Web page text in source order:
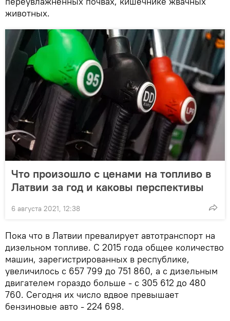
животных.
Что произошло с ценами на топливо в
Латвии за год и каковы перспективы
6 августа 2021, 12:38
Пока что в Латвии превалирует автотранспорт на
дизельном топливе. С 2015 года общее количество
машин, зарегистрированных в республике,
увеличилось с 657 799 до 751 860, а с дизельным
двигателем гораздо больше - с 305 612 до 480
760. Сегодня их число вдвое превышает
бензиновые авто - 224 698.